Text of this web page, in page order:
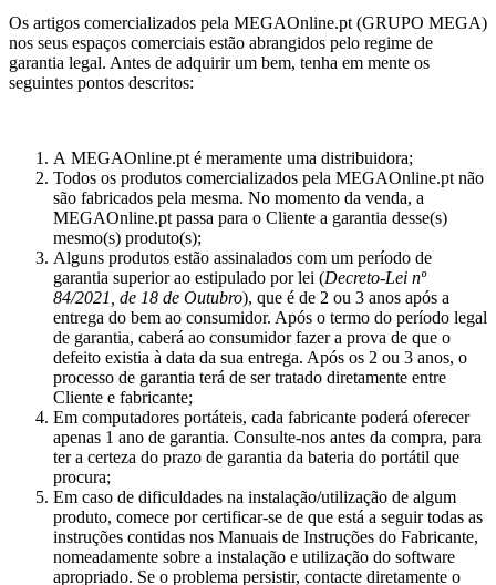
Os artigos comercializados pela MEGAOnline.pt (GRUPO MEGA)
nos seus espaços comerciais estão abrangidos pelo regime de
garantia legal. Antes de adquirir um bem, tenha em mente os
seguintes pontos descritos:
A MEGAOnline.pt é meramente uma distribuidora;
Todos os produtos comercializados pela MEGAOnline.pt não
são fabricados pela mesma. No momento da venda, a
MEGAOnline.pt passa para o Cliente a garantia desse(s)
mesmo(s) produto(s);
Alguns produtos estão assinalados com um período de
garantia superior ao estipulado por lei (Decreto-Lei nº
84/2021, de 18 de Outubro), que é de 2 ou 3 anos após a
entrega do bem ao consumidor. Após o termo do período legal
de garantia, caberá ao consumidor fazer a prova de que o
defeito existia à data da sua entrega. Após os 2 ou 3 anos, o
processo de garantia terá de ser tratado diretamente entre
Cliente e fabricante;
Em computadores portáteis, cada fabricante poderá oferecer
apenas 1 ano de garantia. Consulte-nos antes da compra, para
ter a certeza do prazo de garantia da bateria do portátil que
procura;
Em caso de dificuldades na instalação/utilização de algum
produto, comece por certificar-se de que está a seguir todas as
instruções contidas nos Manuais de Instruções do Fabricante,
nomeadamente sobre a instalação e utilização do software
apropriado. Se o problema persistir, contacte diretamente o